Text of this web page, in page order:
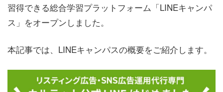
習得できる総合学習プラットフォーム「LINEキャンパ
ス」をオープンしました。
本記事では、LINEキャンパスの概要をご紹介します。